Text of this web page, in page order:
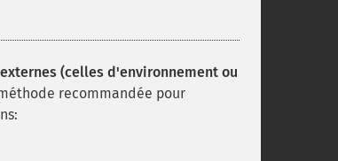
(celles d'environnement ou
recommandée pour